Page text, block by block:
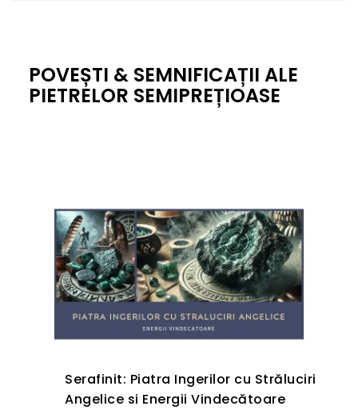
POVEȘTI & SEMNIFICAȚII ALE
PIETRELOR SEMIPREȚIOASE
Serafinit: Piatra Ingerilor cu Străluciri
Angelice si Energii Vindecătoare